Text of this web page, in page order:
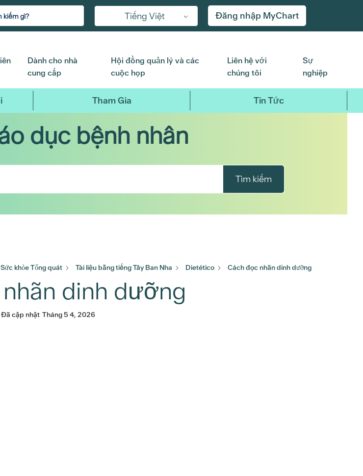
Tiếng Việt Đăng nhập MyChart
Dành cho nhà
cung cấp
Hội đồng quản lý và các
cuộc họp
Liên hệ với
chúng tôi
Sự
nghiệp
Tham Gia Tin Tức
dục bệnh nhân
Tìm kiếm
Sức khỏe Tổng quát Tài liệu bằng tiếng Tây Ban Nha Dietético Cách đọc nhãn dinh dưỡng
dinh dưỡng
Đã cập nhật Tháng 5 4, 2026